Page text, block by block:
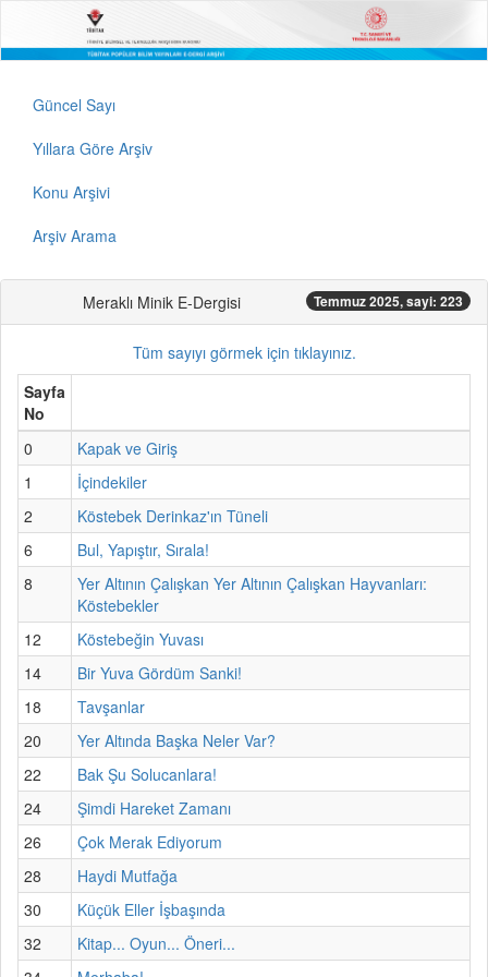
Güncel Sayı
Yıllara Göre Arşiv
Konu Arşivi
Arşiv Arama
Meraklı Minik E-Dergisi Temmuz 2025, sayi: 223
Tüm sayıyı görmek için tıklayınız.
Sayfa
No
0
Kapak ve Giriş
1
İçindekiler
2
Köstebek Derinkaz'ın Tüneli
6
Bul, Yapıştır, Sırala!
8
Yer Altının Çalışkan Yer Altının Çalışkan Hayvanları:
Köstebekler
12
Köstebeğin Yuvası
14
Bir Yuva Gördüm Sanki!
18
Tavşanlar
20
Yer Altında Başka Neler Var?
22
Bak Şu Solucanlara!
24
Şimdi Hareket Zamanı
26
Çok Merak Ediyorum
28
Haydi Mutfağa
30
Küçük Eller İşbaşında
32
Kitap... Oyun... Öneri...